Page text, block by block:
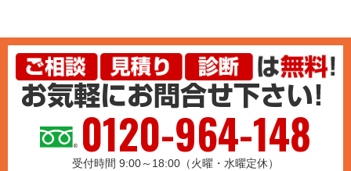
0120-964-148
受付時間 9:00～18:00（火曜・水曜定休）